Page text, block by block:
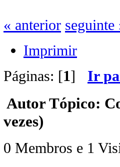
« anterior seguinte
Imprimir
Páginas: [1] Ir
AutorTópico:
vezes)
0 Membros e 1